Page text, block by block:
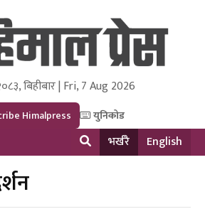
and Research Pvt Ltd.
बिहीबार | Fri, 7 Aug 2026
Himalpress युनिकोड
भर्खरै English